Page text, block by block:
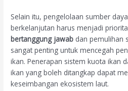
Selain itu, pengelolaan sumber
berkelanjutan harus menjadi
bertanggung jawab dan pemulihan
sangat penting untuk mencegah
ikan. Penerapan sistem kuota ikan
ikan yang boleh ditangkap dapat
keseimbangan ekosistem laut.